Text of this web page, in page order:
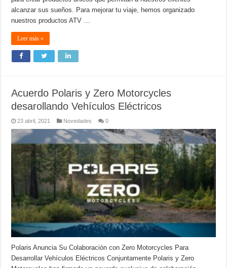
alcanzar sus sueños. Para mejorar tu viaje, hemos organizado
nuestros productos ATV …
Leer más »
Acuerdo Polaris y Zero Motorcycles
desarollando Vehículos Eléctricos
23 abril, 2021 Novedades 0
Polaris Anuncia Su Colaboración con Zero Motorcycles Para
Desarrollar Vehículos Eléctricos Conjuntamente Polaris y Zero